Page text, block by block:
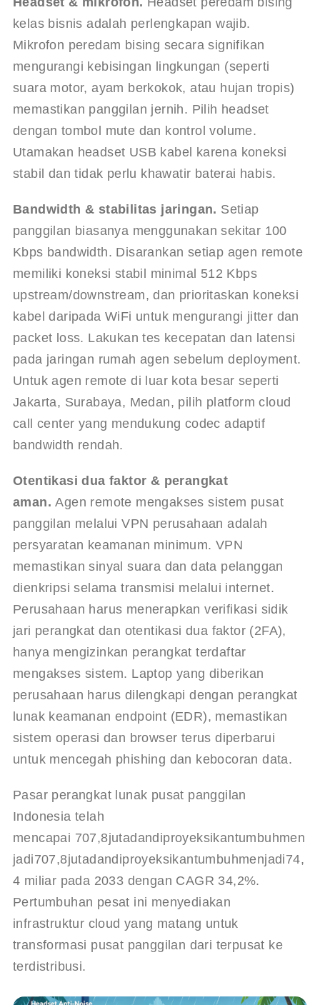
kelas bisnis adalah perlengkapan wajib.
Mikrofon peredam bising secara signifikan
mengurangi kebisingan lingkungan (seperti
suara motor, ayam berkokok, atau hujan tropis)
memastikan panggilan jernih. Pilih headset
dengan tombol mute dan kontrol volume.
Utamakan headset USB kabel karena koneksi
stabil dan tidak perlu khawatir baterai habis.
Bandwidth & stabilitas jaringan. Setiap
panggilan biasanya menggunakan sekitar 100
Kbps bandwidth. Disarankan setiap agen remote
memiliki koneksi stabil minimal 512 Kbps
upstream/downstream, dan prioritaskan koneksi
kabel daripada WiFi untuk mengurangi jitter dan
packet loss. Lakukan tes kecepatan dan latensi
pada jaringan rumah agen sebelum deployment.
Untuk agen remote di luar kota besar seperti
Jakarta, Surabaya, Medan, pilih platform cloud
call center yang mendukung codec adaptif
bandwidth rendah.
Otentikasi dua faktor & perangkat
aman. Agen remote mengakses sistem pusat
panggilan melalui VPN perusahaan adalah
persyaratan keamanan minimum. VPN
memastikan sinyal suara dan data pelanggan
dienkripsi selama transmisi melalui internet.
Perusahaan harus menerapkan verifikasi sidik
jari perangkat dan otentikasi dua faktor (2FA),
hanya mengizinkan perangkat terdaftar
mengakses sistem. Laptop yang diberikan
perusahaan harus dilengkapi dengan perangkat
lunak keamanan endpoint (EDR), memastikan
sistem operasi dan browser terus diperbarui
untuk mencegah phishing dan kebocoran data.
Pasar perangkat lunak pusat panggilan
Indonesia telah
mencapai 707,8jutadandiproyeksikantumbuhmen
jadi707,8jutadand iproyeksikantumbu hmenjadi74,
4 miliar pada 2033 dengan CAGR 34,2%.
Pertumbuhan pesat ini menyediakan
infrastruktur cloud yang matang untuk
transformasi pusat panggilan dari terpusat ke
terdistribusi.